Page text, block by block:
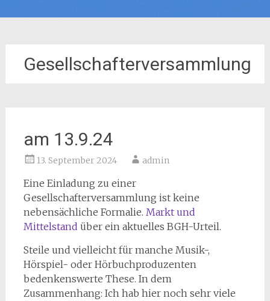
Gesellschafterversammlung
am 13.9.24
13. September 2024 admin
Eine Einladung zu einer
Gesellschafterversammlung ist keine
nebensächliche Formalie. Markt und
Mittelstand über ein aktuelles BGH-Urteil.
Steile und vielleicht für manche Musik-,
Hörspiel- oder Hörbuchproduzenten
bedenkenswerte These. In dem
Zusammenhang: Ich hab hier noch sehr viele